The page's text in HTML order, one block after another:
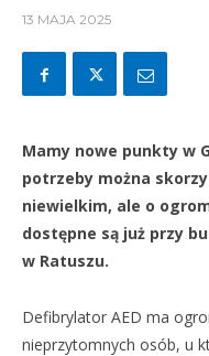
13 MAJA 2025
Mamy nowe punkty w
potrzeby można
niewielkim, ale o
dostępne są już przy
w Ratuszu.
Defibrylator AED ma
nieprzytomnych osób, u